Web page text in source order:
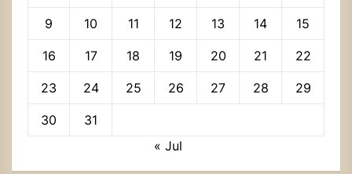
9 10 11 12 13 14 15
16 17 18 19 20 21 22
23 24 25 26 27 28 29
30
31
« Jul